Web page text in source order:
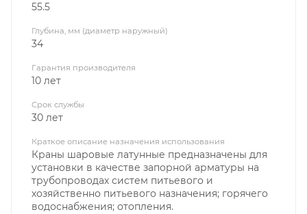
55.5
Глубина, мм (диаметр наружный)
34
Гарантия производителя
10 лет
Срок службы
30 лет
Краткое описание назначения использования
Краны шаровые латунные предназначены для
установки в качестве запорной арматуры на
трубопроводах систем питьевого и
хозяйственно питьевого назначения; горячего
водоснабжения; отопления.